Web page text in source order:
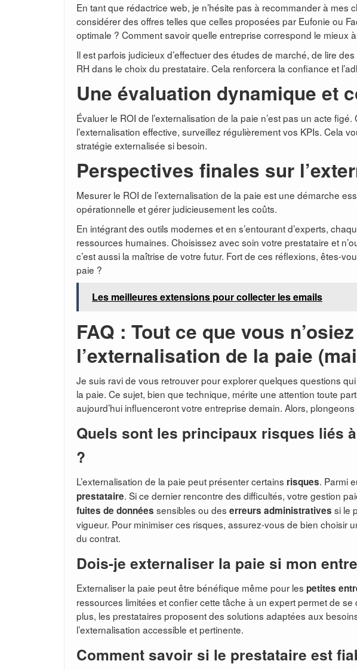
En tant que rédactrice web, je n’hésite pas à recommander à mes
considérer des offres telles que celles proposées par Eufonie ou
optimale ? Comment savoir quelle entreprise correspond le mieux
Il est parfois judicieux d’effectuer des études de marché, de lire
RH dans le choix du prestataire. Cela renforcera la confiance et
Une évaluation dynamique et
Évaluer le ROI de l’externalisation de la paie n’est pas un acte
l’externalisation effective, surveillez régulièrement vos KPIs. Cela
stratégie externalisée si besoin.
Perspectives finales sur
Mesurer le ROI de l’externalisation de la paie est une démarche
opérationnelle et gérer judicieusement les coûts.
En intégrant des outils modernes et en s’entourant d’experts,
ressources humaines. Choisissez avec soin votre prestataire et
c’est aussi la maîtrise de votre futur. Fort de ces réflexions, êtes-
paie ?
Les meilleures extensions pour collecter les emails
FAQ : Tout ce que vous
l’externalisation de la paie
Je suis ravi de vous retrouver pour explorer quelques questions
la paie. Ce sujet, bien que technique, mérite une attention toute
aujourd’hui influenceront votre entreprise demain. Alors,
Quels sont les principaux risques liés
?
L’externalisation de la paie peut présenter certains risques. Parmi
prestataire. Si ce dernier rencontre des difficultés, votre gestion
fuites de données sensibles ou des erreurs administratives si le
vigueur. Pour minimiser ces risques, assurez-vous de bien choisir
du contrat.
Dois-je externaliser la paie si mon
Externaliser la paie peut être bénéfique même pour les petites
ressources limitées et confier cette tâche à un expert permet de
plus, les prestataires proposent des solutions adaptées aux
l’externalisation accessible et pertinente.
Comment savoir si le prestataire est